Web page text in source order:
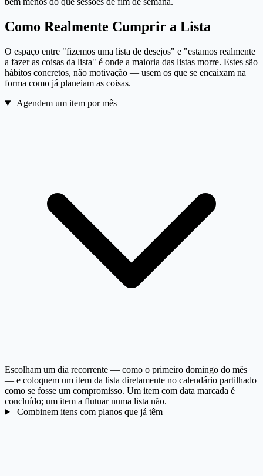
Como Realmente Cumprir a Lista
O espaço entre "fizemos uma lista de desejos" e "estamos realmente
a fazer as coisas da lista" é onde a maioria das listas morre. Estes são
hábitos concretos, não motivação — usem os que se encaixam na
forma como já planeiam as coisas.
Agendem um item por mês
Escolham um dia recorrente — como o primeiro domingo do mês
— e coloquem um item da lista diretamente no calendário partilhado
como se fosse um compromisso. Um item com data marcada é
concluído; um item a flutuar numa lista não.
Combinem itens com planos que já têm